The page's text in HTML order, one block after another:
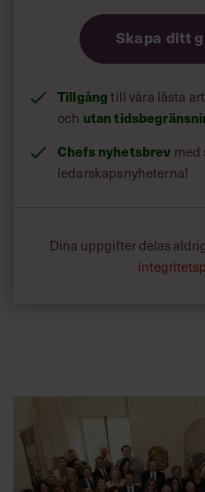
Skapa ditt
Tillgångtill våra låsta
och utan
Chefs nyhetsbrev med
ledarskapsnyheterna!
Dina uppgifter delas